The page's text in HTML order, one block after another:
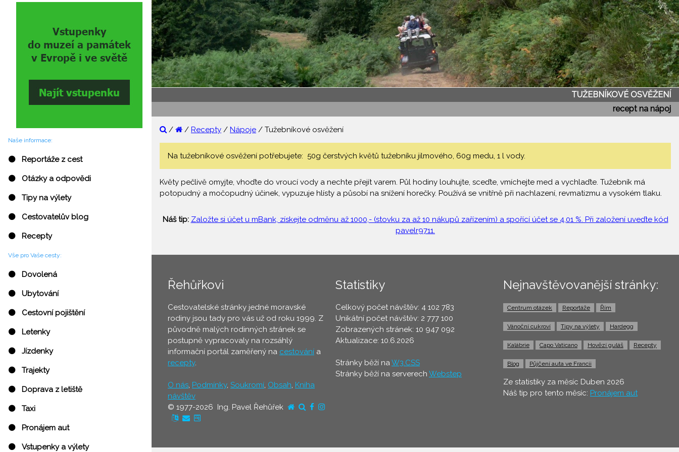
Naše informace:
⚫ Reportáže z cest
⚫ Otázky a odpovědi
⚫ Tipy na výlety
⚫ Cestovatelův blog
⚫ Recepty
Vše pro Vaše cesty:
⚫ Dovolená
⚫ Ubytování
⚫ Cestovní pojištění
⚫ Letenky
⚫ Jízdenky
⚫ Trajekty
⚫ Doprava z letiště
⚫ Taxi
⚫ Pronájem aut
⚫ Vstupenky a výlety
TUŽEBNÍKOVÉ OSVĚŽENÍ
recept na nápoj
/ / Recepty / Nápoje / Tužebníkové osvěžení
Na tužebníkové osvěžení potřebujete: 50g čerstvých květů tužebníku jilmového, 60g medu, 1 l vody.
Květy pečlivě omyjte, vhoďte do vroucí vody a nechte přejít varem. Půl hodiny louhujte, sceďte, vmíchejte med a vychlaďte. Tužebník má
potopudný a močopudný účinek, vypuzuje hlísty a působí na snížení horečky. Používá se vnitřně při nachlazení, revmatizmu a vysokém tlaku.
Náš tip: Založte si účet u mBank, získejte odměnu až 1000,- (stovku za až 10 nákupů zařízením) a spořící účet se 4,01 %. Při založení uveďte kód
pavelr9711.
Řehůřkovi
Cestovatelské stránky jedné moravské
rodiny jsou tady pro vás už od roku 1999. Z
původně malých rodinných stránek se
postupně vypracovaly na rozsáhlý
informační portál zaměřený na cestování a
recepty.
O nás, Podmínky, Soukromí, Obsah, Kniha
návštěv
© 1977-2026 Ing. Pavel Řehůřek
Statistiky
Celkový počet návštěv: 4 102 783
Unikátní počet návštěv: 2 777 100
Zobrazených stránek: 10 947 092
Aktualizace: 10.6.2026
Stránky běží naW3.CSS
Stránky běží na serverech Webstep
Nejnavštěvovanější stránky:
Centrum otázek Reportáže Řím
Vánoční cukroví Tipy na výlety Hardegg
Kalábrie Capo Vaticano Hovězí guláš Recepty
Blog Půjčení auta ve Francii
Ze statistiky za měsíc Duben 2026
Náš tip pro tento měsíc: Pronájem aut